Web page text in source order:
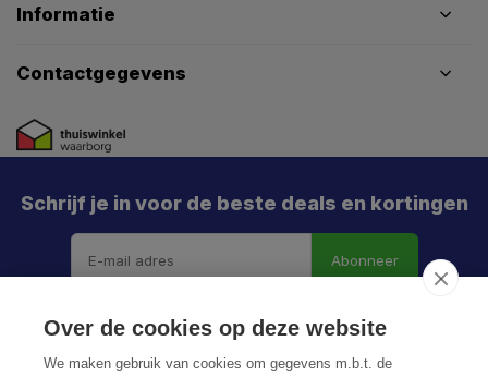
Informatie
Contactgegevens
Schrijf je in voor de beste deals en kortingen
Abonneer
Over de cookies op deze website
We maken gebruik van cookies om gegevens m.b.t. de